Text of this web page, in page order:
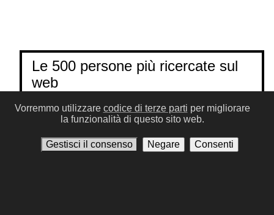
Le 500 persone più ricercate sul
web
Personaggi famosi per iniziali
Vorremmo utilizzare codice di terze parti per migliorare
la funzionalità di questo sito web.
Gestisci il consenso Negare Consenti